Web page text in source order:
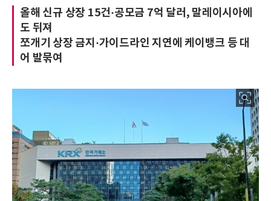
올해 신규 상장 15건·공모금 7억 달러, 말레이시아에
도 뒤져
쪼개기 상장 금지·가이드라인 지연에 케이뱅크 등 대
어 발묶여